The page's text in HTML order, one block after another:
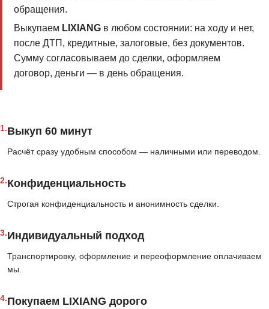
обращения.
Выкупаем LIXIANGв любом состоянии: на ходу и нет,
после ДТП, кредитные, залоговые, без документов.
Сумму согласовываем до сделки, оформляем
договор, деньги — в день обращения.
1.Выкуп 60 минут
Расчёт сразу удобным способом — наличными или переводом.
2.Конфиденциальность
Строгая конфиденциальность и анонимность сделки.
3.Индивидуальный подход
Транспортировку, оформление и переоформление оплачиваем
мы.
4.Покупаем LIXIANG дорого